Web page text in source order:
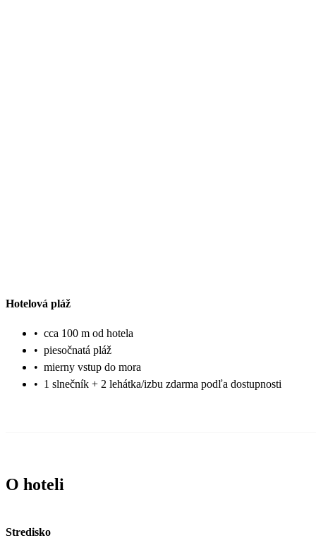
Hotelová pláž
• cca 100 m od hotela
• piesočnatá pláž
• mierny vstup do mora
• 1 slnečník + 2 lehátka/izbu zdarma podľa dostupnosti
O hoteli
Stredisko